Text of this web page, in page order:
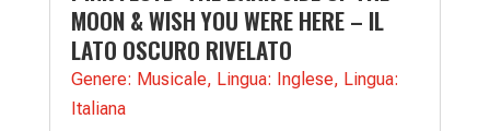
MOON & WISH YOU WERE HERE – IL
LATO OSCURO RIVELATO
Genere: Musicale, Lingua: Inglese, Lingua:
Italiana